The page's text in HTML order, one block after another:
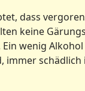
dass
keine
wenig
immer